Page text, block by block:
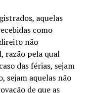
aquelas
como
não
razão pela qual
das férias, sejam
sejam aquelas não
de que as